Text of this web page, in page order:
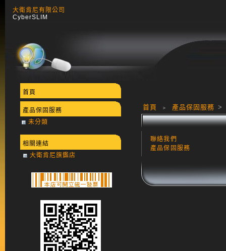
大衛肯尼有限公司
CyberSLIM
首頁 ﹥ 產品保固服務 >
聯絡我們
產品保固服務
首頁
產品保固服務
未分類
相關連結
大衛肯尼旗鑑店